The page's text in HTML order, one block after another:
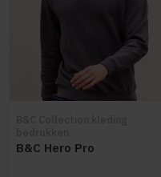
B&C Hero Pro